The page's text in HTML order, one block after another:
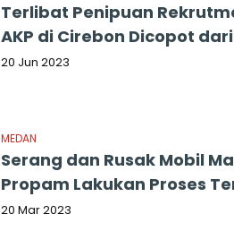
Terlibat Penipuan
AKP di Cirebon Dicopot
20 Jun 2023
MEDAN
Serang dan Rusak Mobil
Propam Lakukan Proses
20 Mar 2023